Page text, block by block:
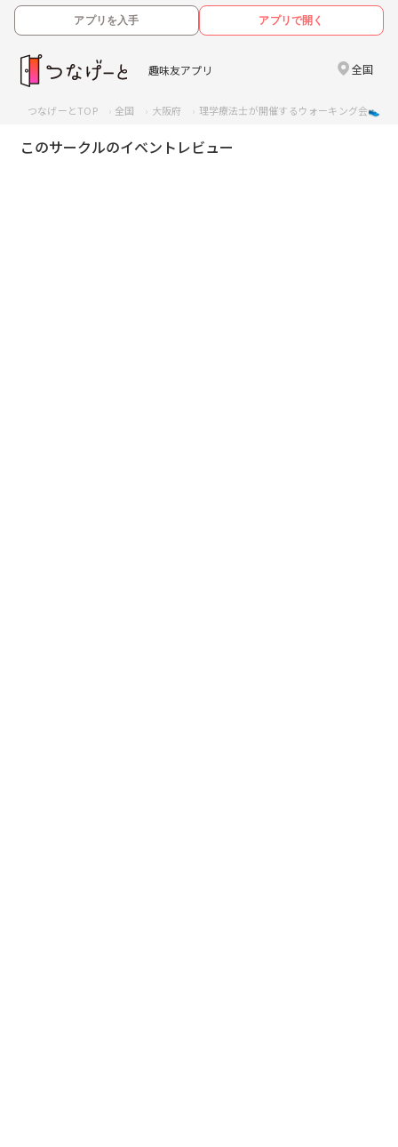
アプリを入手 アプリで開く
趣味友アプリ 全国
つなげーとTOP 全国 大阪府 理学療法士が開催するウォーキング会👟
このサークルのイベントレビュー